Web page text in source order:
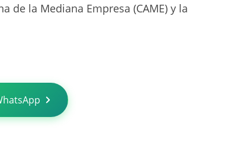
de la Mediana Empresa (CAME) y la